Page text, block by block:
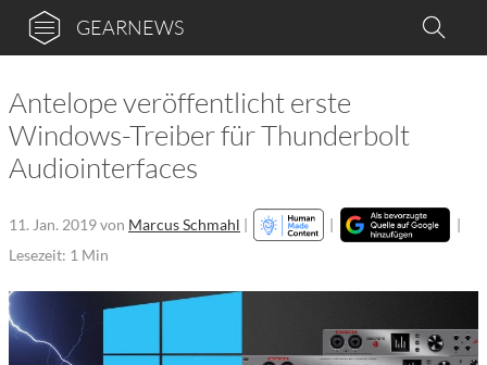
GEARNEWS
Antelope veröffentlicht erste
Windows-Treiber für Thunderbolt
Audiointerfaces
11. Jan. 2019von Marcus Schmahl | |
|
Lesezeit: 1 Min